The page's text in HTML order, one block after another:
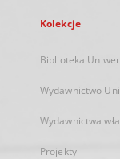
Kolekcje
Biblioteka
Wydawnictwo
Wydawnictwa
Projekty